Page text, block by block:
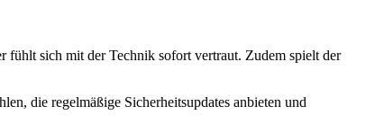
fühlt sich mit der Technik sofort vertraut. Zudem spielt der
die regelmäßige Sicherheitsupdates anbieten und